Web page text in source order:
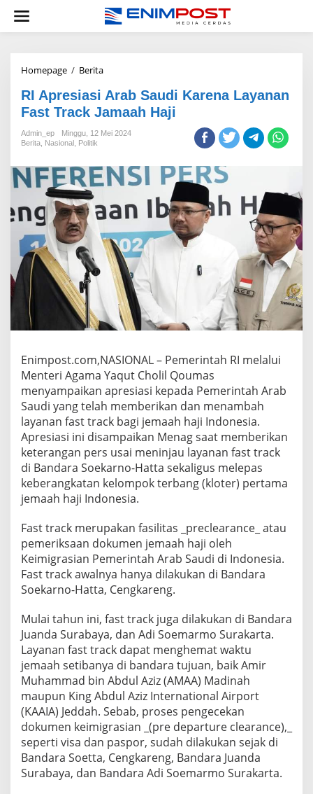
konten
Homepage / BeritaRI
Arab
Saudi
Karena
Layanan
Jamaah
Haji
RI Apresiasi Arab Saudi Karena Layanan
Fast Track Jamaah Haji
Admin_ep
Minggu, 12 Mei 2024
Berita Nasional Politik
Enimpost.com,NASIONAL – Pemerintah RI melalui
Menteri Agama Yaqut Cholil Qoumas
menyampaikan apresiasi kepada Pemerintah Arab
Saudi yang telah memberikan dan menambah
layanan fast track bagi jemaah haji Indonesia.
Apresiasi ini disampaikan Menag saat memberikan
keterangan pers usai meninjau layanan fast track
di Bandara Soekarno-Hatta sekaligus melepas
keberangkatan kelompok terbang (kloter) pertama
jemaah haji Indonesia.
Fast track merupakan fasilitas _preclearance_ atau
pemeriksaan dokumen jemaah haji oleh
Keimigrasian Pemerintah Arab Saudi di Indonesia.
Fast track awalnya hanya dilakukan di Bandara
Soekarno-Hatta, Cengkareng.
Mulai tahun ini, fast track juga dilakukan di Bandara
Juanda Surabaya, dan Adi Soemarmo Surakarta.
Layanan fast track dapat menghemat waktu
jemaah setibanya di bandara tujuan, baik Amir
Muhammad bin Abdul Aziz (AMAA) Madinah
maupun King Abdul Aziz International Airport
(KAAIA) Jeddah. Sebab, proses pengecekan
dokumen keimigrasian _(pre departure clearance),_
seperti visa dan paspor, sudah dilakukan sejak di
Bandara Soetta, Cengkareng, Bandara Juanda
Surabaya, dan Bandara Adi Soemarmo Surakarta.